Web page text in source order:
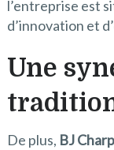
l’entreprise est
d’innovation et
Une
De plus, BJ